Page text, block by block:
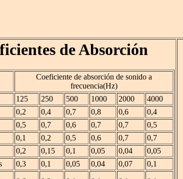
de Absorción
Coeficiente de absorción de sonido a
frecuencia(Hz)
125
250 500 1000 2000
4000
0,2 0,4 0,7 0,8 0,6
0,4
0,5 0,7 0,6 0,7 0,7
0,5
0,1 0,2 0,5 0,6 0,7
0,7
0,2 0,15 0,1 0,05 0,04
0,05
0,3 0,1 0,05 0,04 0,07
0,1